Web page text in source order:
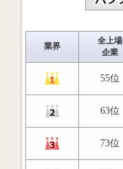
業界
全上場
企業
55位
63位
73位